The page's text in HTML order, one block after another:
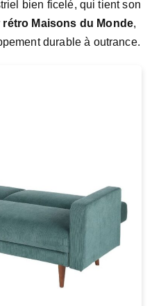
bien ficelé, qui tient son
rétro Maisons du Monde,
durable à outrance.